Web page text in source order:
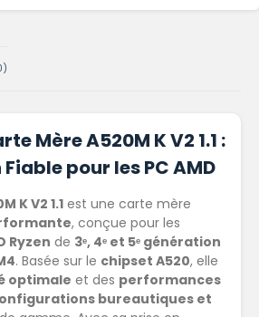
Mère A520M K V2 1.1 :
pour les PC AMD
K V2 1.1 est une carte mère
, conçue pour les
Ryzen de 3ᵉ, 4ᵉ et 5ᵉ génération
. Basée sur le chipset A520, elle
optimale et des performances
bureautiques et